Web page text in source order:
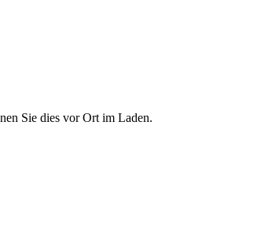
Sie dies vor Ort im Laden.